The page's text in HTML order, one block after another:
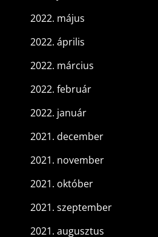
2022. május
2022. április
2022. március
2022. február
2022. január
2021. december
2021. november
2021. október
2021. szeptember
2021. augusztus